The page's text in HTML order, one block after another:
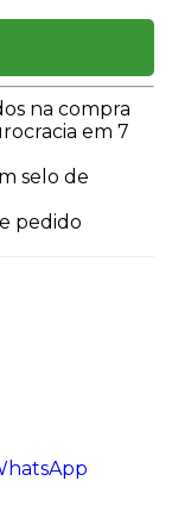
na compra
em 7
selo de
pedido